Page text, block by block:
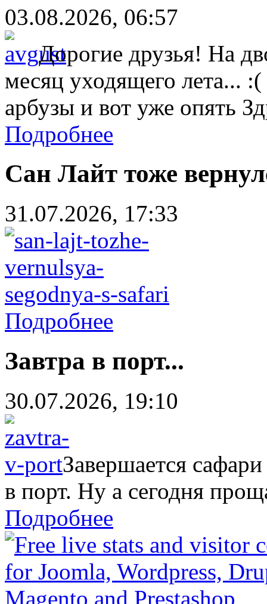
03.08.2026, 06:57
Дорогие друзья! На
месяц уходящего лета...
арбузы и вот уже опять
Подробнее
Сан Лайт тоже
31.07.2026, 17:33
Подробнее
Завтра в порт...
30.07.2026, 19:10
Завершается
в порт. Ну а сегодня
Подробнее